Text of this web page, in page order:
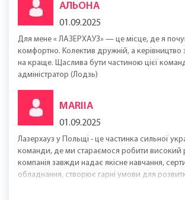
АЛЬОНА
01.09.2025
Для мене « ЛАЗЕРХАУЗ» — це місце, де я
комфортно. Колектив дружній, а
на краще. Щаслива бути частиною цієї
адміністратор (Лодзь)
MARIIA
01.09.2025
Лазерхауз у Польщі - це частинка сильної
команди, де ми стараємося робити високий
компанія завжди надає якісне навчання,
обладнання, створює гарні умови для
дружній і завжди готовий допомогти. Рада